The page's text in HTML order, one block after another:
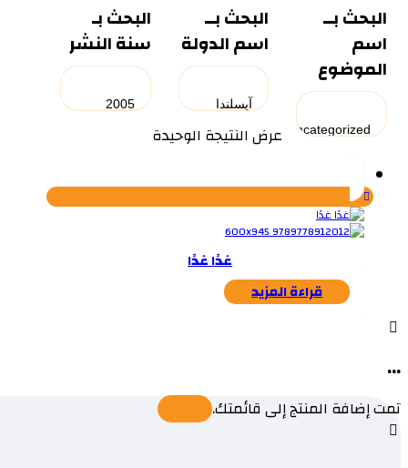
البحث بــ
اسم
الموضوع
البحث بــ
اسم الدولة
البحث بـ
سنة النشر
عرض النتيجة الوحيدة
غدًا غدًا
قراءة المزيد
...
تمت إضافة المنتج إلى قائمتك.